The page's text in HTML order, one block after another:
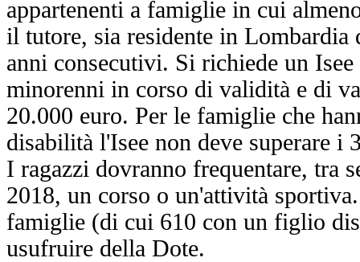
appartenenti a famiglie in cui
il tutore, sia residente in Lombardia
anni consecutivi. Si richiede un
minorenni in corso di validità e di
20.000 euro. Per le famiglie che
disabilità l'Isee non deve superare i
I ragazzi dovranno frequentare, tra
2018, un corso o un'attività
famiglie (di cui 610 con un figlio
usufruire della Dote.